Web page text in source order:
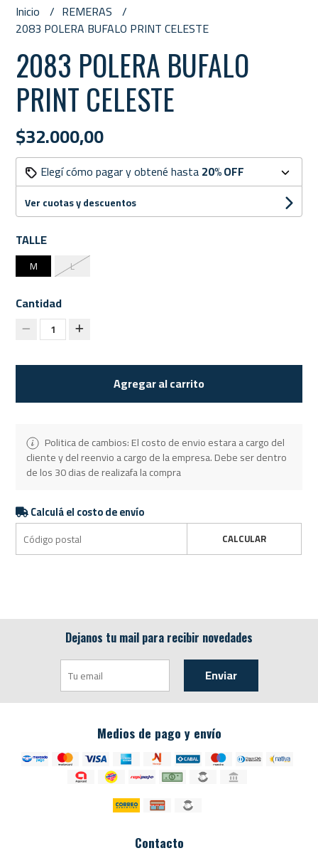
Inicio
REMERAS
2083 POLERA BUFALO PRINT CELESTE
2083 POLERA BUFALO
PRINT CELESTE
$32.000,00
Elegí cómo pagar y obtené hasta20% OFF
Ver cuotas y descuentos
TALLE
M L
Cantidad
1
Agregar al carrito
Politica de cambios: El costo de envio estara a cargo del
cliente y del reenvio a cargo de la empresa. Debe ser dentro
de los 30 dias de realizafa la compra
Calculá el costo de envío
CALCULAR
Dejanos tu mail para recibir novedades
Enviar
Medios de pago y envío
Contacto